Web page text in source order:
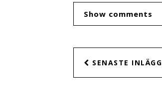
Show comments
SENASTE INLÄGG